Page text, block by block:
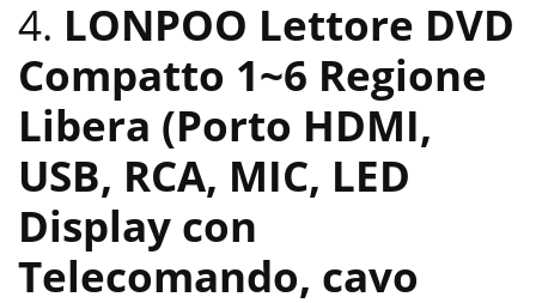
4. LONPOO Lettore DVD
Compatto 1~6 Regione
Libera (Porto HDMI,
USB, RCA, MIC, LED
Display con
Telecomando, cavo